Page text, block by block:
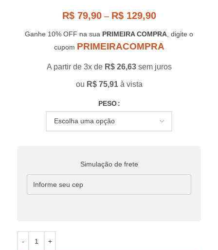
R$79,90– R$129,90
Ganhe 10% OFF na sua PRIMEIRA COMPRA , digite o
cupom PRIMEIRACOMPRA
A partir de 3x de R$26,63 sem juros
ou R$75,91 à vista
PESO
Simulação de frete